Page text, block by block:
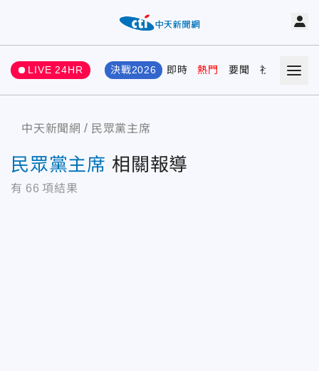
LIVE 24HR 決戰2026 即時 熱門 要聞 社會 娛樂
中天新聞網 民眾黨主席
民眾黨主席 相關報導
有 66 項結果